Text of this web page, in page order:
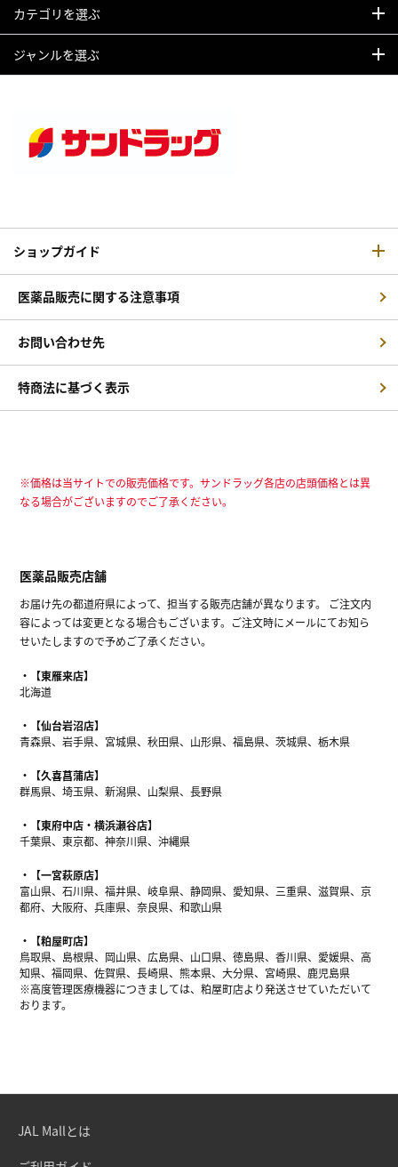
カテゴリを選ぶ
ジャンルを選ぶ
ショップガイド
医薬品販売に関する注意事項
お問い合わせ先
特商法に基づく表示
※価格は当サイトでの販売価格です。サンドラッグ各店の店頭価格とは異
なる場合がございますのでご了承ください。
医薬品販売店舗
お届け先の都道府県によって、担当する販売店舗が異なります。 ご注文内
容によっては変更となる場合もございます。ご注文時にメールにてお知ら
せいたしますので予めご了承ください。
【東雁来店】
北海道
【仙台岩沼店】
青森県、岩手県、宮城県、秋田県、山形県、福島県、茨城県、栃木県
【久喜菖蒲店】
群馬県、埼玉県、新潟県、山梨県、長野県
【東府中店・横浜瀬谷店】
千葉県、東京都、神奈川県、沖縄県
【一宮萩原店】
富山県、石川県、福井県、岐阜県、静岡県、愛知県、三重県、滋賀県、京
都府、大阪府、兵庫県、奈良県、和歌山県
【粕屋町店】
鳥取県、島根県、岡山県、広島県、山口県、徳島県、香川県、愛媛県、高
知県、福岡県、佐賀県、長崎県、熊本県、大分県、宮崎県、鹿児島県
※高度管理医療機器につきましては、粕屋町店より発送させていただいて
おります。
JAL Mallとは